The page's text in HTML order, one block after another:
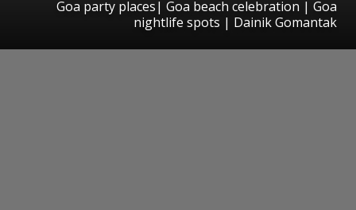
Goa party places| Goa beach celebration | Goa
nightlife spots | Dainik Gomantak